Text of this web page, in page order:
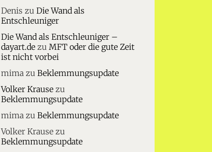
Denis zu Die Wand als
Entschleuniger
Die Wand als Entschleuniger –
dayart.dezu MFT oder die gute Zeit
ist nicht vorbei
mimazu Beklemmungsupdate
Volker Krausezu
Beklemmungsupdate
mimazu Beklemmungsupdate
Volker Krausezu
Beklemmungsupdate